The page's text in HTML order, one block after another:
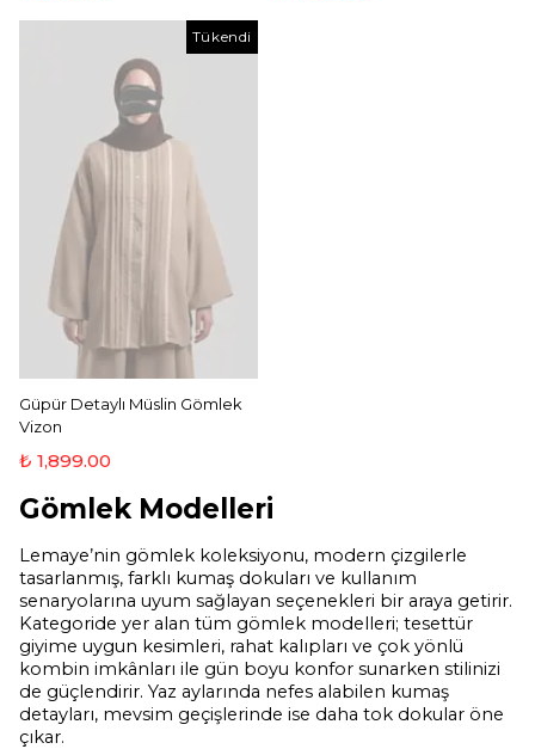
Tükendi
Güpür Detaylı Müslin Gömlek
Vizon
₺ 1,899.00
Gömlek Modelleri
Lemaye’nin gömlek koleksiyonu, modern çizgilerle
tasarlanmış, farklı kumaş dokuları ve kullanım
senaryolarına uyum sağlayan seçenekleri bir araya getirir.
Kategoride yer alan tüm gömlek modelleri; tesettür
giyime uygun kesimleri, rahat kalıpları ve çok yönlü
kombin imkânları ile gün boyu konfor sunarken stilinizi
de güçlendirir. Yaz aylarında nefes alabilen kumaş
detayları, mevsim geçişlerinde ise daha tok dokular öne
çıkar.